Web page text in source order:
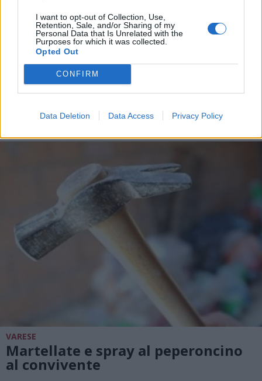
I want to opt-out of Collection, Use,
Retention, Sale, and/or Sharing of my
Personal Data that Is Unrelated with the
Purposes for which it was collected.
Opted Out
CONFIRM
Data Deletion Data Access Privacy Policy
LUINO
lottò dalla “giusta parte”
VARESE
Martellate e spray al peperoncino
al convivente